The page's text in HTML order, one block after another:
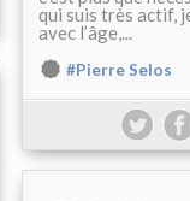
qui suis très actif,
avec l’âge,...
#Pierre Selos